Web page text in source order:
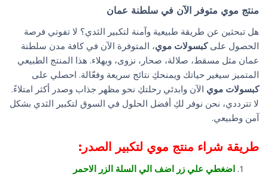
منتج موي متوفر الآن في سلطنة عمان
هل تبحثين عن طريقة طبيعية وآمنة لتكبير الثدي؟ لا تفوتي فرصة
الحصول علىكبسولات موي، المتوفرة الآن في كافة مدن سلطنة
عمان مثل مسقط، صلالة، صحار، نزوى، وبهلاء. هذا المنتج الطبيعي
المتميز سيغير حياتك ويمنحكِ نتائج سريعة وفعّالة. احصلي على
كبسولات موي الآن وابدئي رحلتكِ نحو مظهر جذاب وصدر أكثر امتلاءً.
لا تترددي، نحن نوفر لكِ أفضل الحلول في السوق لتكبير الثدي بشكل
آمن وطبيعي.
طريقة شراء منتج موي لتكبير الصدر:
اضغطي علي زر اضف الي السلة الزر الاحمر